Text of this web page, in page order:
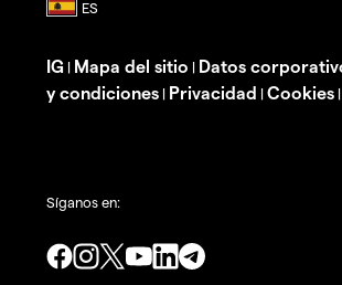
IG | Mapa del sitio | Datos
y condiciones | Privacidad | Cookies |
Síganos en: